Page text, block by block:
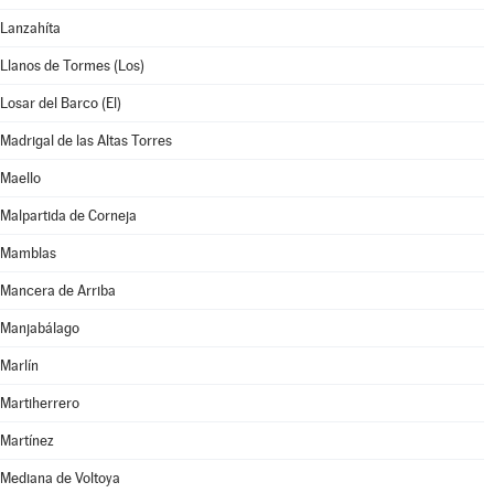
Lanzahíta
Llanos de Tormes (Los)
Losar del Barco (El)
Madrigal de las Altas Torres
Maello
Malpartida de Corneja
Mamblas
Mancera de Arriba
Manjabálago
Marlín
Martiherrero
Martínez
Mediana de Voltoya